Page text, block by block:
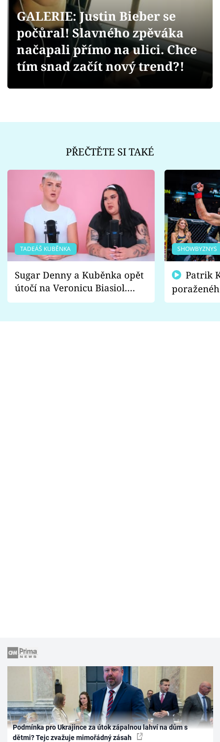
Videa
Sledujte prima+
GALERIE: Justin Bieber se
počůral! Slavného zpěváka
načapali přímo na ulici. Chce
tím snad začít nový trend?!
PŘEČTĚTE SI TAKÉ
TADEÁŠ KUBĚNKA
Sugar Denny a Kuběnka opět
útočí na Veronicu Biasiol.
Proč je podle nich falešná a
SHOWBYZNYS
fanoušci
Podmínka pro Ukrajince za útok zápalnou lahví na dům s
dětmi? Tejc zvažuje mimořádný zásah